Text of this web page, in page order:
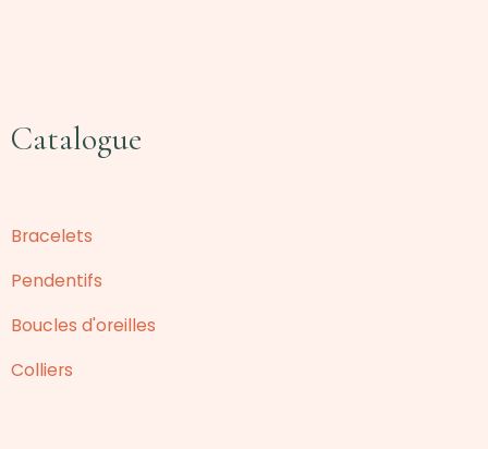
Catalogue
Bracelets
Pendentifs
Boucles d'oreilles
Colliers